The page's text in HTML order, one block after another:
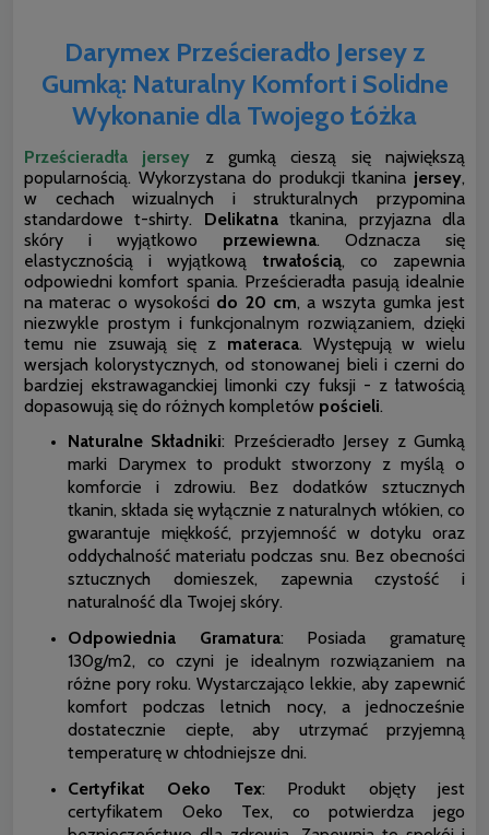
Darymex Prześcieradło Jersey z
Gumką: Naturalny Komfort i Solidne
Wykonanie dla Twojego Łóżka
Prześcieradła jersey z gumką cieszą się największą
popularnością. Wykorzystana do produkcji tkanina jersey,
w cechach wizualnych i strukturalnych przypomina
standardowe t-shirty. Delikatnatkanina, przyjazna dla
skóry i wyjątkowo przewiewna. Odznacza się
elastycznością i wyjątkową trwałością, co zapewnia
odpowiedni komfort spania. Prześcieradła pasują idealnie
na materac o wysokości do 20 cm, a wszyta gumka jest
niezwykle prostym i funkcjonalnym rozwiązaniem, dzięki
temu nie zsuwają się z materaca. Występują w wielu
wersjach kolorystycznych, od stonowanej bieli i czerni do
bardziej ekstrawaganckiej limonki czy fuksji - z łatwością
dopasowują się do różnych kompletów pościeli.
Naturalne Składniki: Prześcieradło Jersey z Gumką
marki Darymex to produkt stworzony z myślą o
komforcie i zdrowiu. Bez dodatków sztucznych
tkanin, składa się wyłącznie z naturalnych włókien, co
gwarantuje miękkość, przyjemność w dotyku oraz
oddychalność materiału podczas snu. Bez obecności
sztucznych domieszek, zapewnia czystość i
naturalność dla Twojej skóry.
Odpowiednia Gramatura: Posiada gramaturę
130g/m2, co czyni je idealnym rozwiązaniem na
różne pory roku. Wystarczająco lekkie, aby zapewnić
komfort podczas letnich nocy, a jednocześnie
dostatecznie ciepłe, aby utrzymać przyjemną
temperaturę w chłodniejsze dni.
Certyfikat Oeko Tex: Produkt objęty jest
certyfikatem Oeko Tex, co potwierdza jego